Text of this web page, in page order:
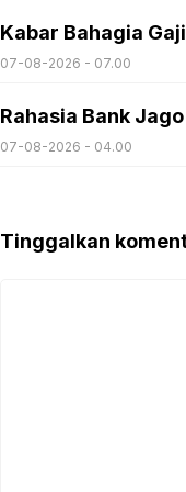
Kabar Bahagia
07-08-2026 - 07.00
Rahasia Bank
07-08-2026 - 04.00
Tinggalkan